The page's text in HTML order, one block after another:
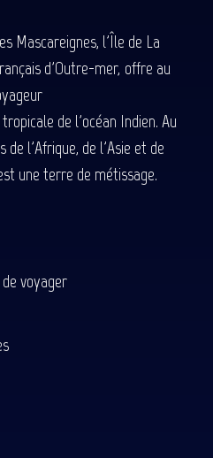
Mascareignes, l'Île de La
d'Outre-mer, offre au
de l'océan Indien. Au
de l'Afrique, de l'Asie et de
une terre de métissage.
voyager